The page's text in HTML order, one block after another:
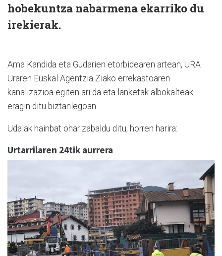
hobekuntza nabarmena ekarriko du
irekierak.
Ama Kandida eta Gudarien etorbidearen artean, URA
Uraren Euskal Agentzia Ziako errekastoaren
kanalizazioa egiten ari da eta lanketak albokalteak
eragin ditu biztanlegoan.
Udalak hainbat ohar zabaldu ditu, horren harira:
Urtarrilaren 24tik aurrera